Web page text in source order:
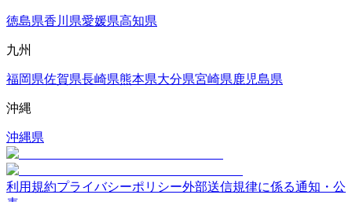
徳島県香川県愛媛県高知県
九州
福岡県佐賀県長崎県熊本県大分県宮崎県鹿児島県
沖縄
沖縄県
利用規約プライバシーポリシー外部送信規律に係る通知・公